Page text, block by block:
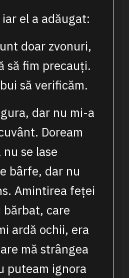
el a adăugat:
doar zvonuri,
să fim precauți.
să verificăm.
dar nu mi-a
Doream
se lase
bârfe, dar nu
Amintirea feței
bărbat, care
ardă ochii, era
mă strângea
puteam ignora